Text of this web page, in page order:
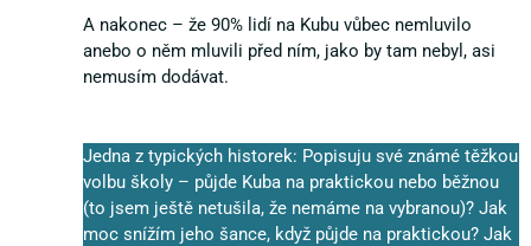
A nakonec – že 90% lidí na Kubu vůbec nemluvilo
anebo o něm mluvili před ním, jako by tam nebyl, asi
nemusím dodávat.
Jedna z typických historek: Popisuju své známé těžkou
volbu školy – půjde Kuba na praktickou nebo běžnou
(to jsem ještě netušila, že nemáme na vybranou)? Jak
moc snížím jeho šance, když půjde na praktickou? Jak